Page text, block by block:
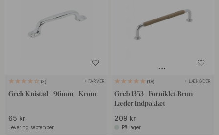
3 + FARVER
Greb Knistad - 96mm - Krom
65 kr
Levering september
18 + LÆNGDER
Greb 1353 - Forniklet/Brun
Læder Indpakket
209 kr
På lager